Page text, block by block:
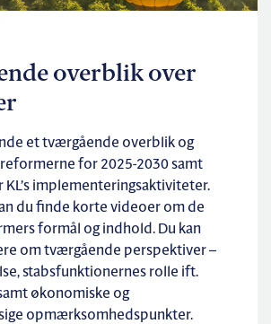
overblik over
et tværgående overblik og
for 2025-2030 samt
implementeringsaktiviteter.
du finde korte videoer om de
formål og indhold. Du kan
om tværgående perspektiver –
stabsfunktionernes rolle ift.
økonomiske og
opmærksomhedspunkter.